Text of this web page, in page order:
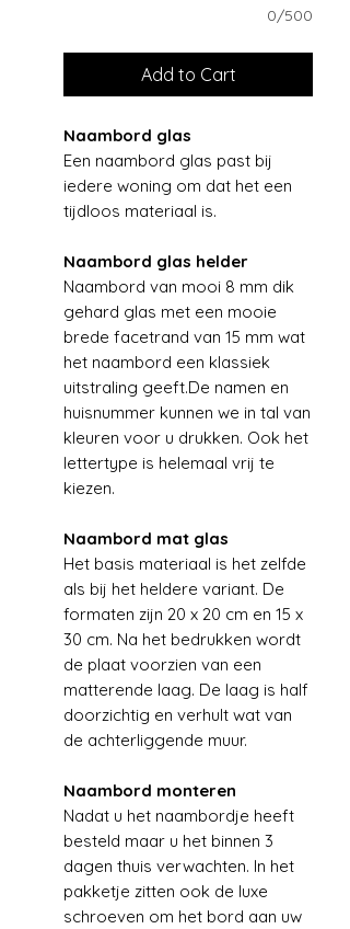
0/500
Add to Cart
Naambord glas
Een naambord glas past bij
iedere woning om dat het een
tijdloos materiaal is.
Naambord glas helder
Naambord van mooi 8 mm dik
gehard glas met een mooie
brede facetrand van 15 mm wat
het naambord een klassiek
uitstraling geeft.De namen en
huisnummer kunnen we in tal van
kleuren voor u drukken. Ook het
lettertype is helemaal vrij te
kiezen.
Naambord mat glas
Het basis materiaal is het zelfde
als bij het heldere variant. De
formaten zijn 20 x 20 cm en 15 x
30 cm. Na het bedrukken wordt
de plaat voorzien van een
matterende laag. De laag is half
doorzichtig en verhult wat van
de achterliggende muur.
Naambord monteren
Nadat u het naambordje heeft
besteld maar u het binnen 3
dagen thuis verwachten. In het
pakketje zitten ook de luxe
schroeven om het bord aan uw